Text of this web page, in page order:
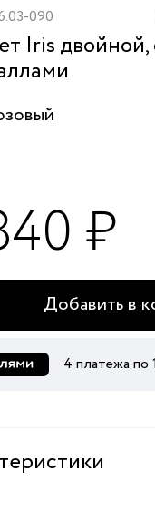
090
Iris
₽
Добавить в
4 платежа по